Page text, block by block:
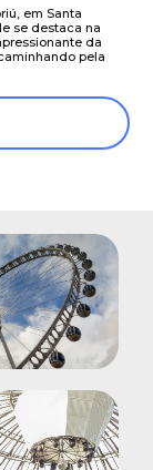
em Santa
se destaca na
da
pela